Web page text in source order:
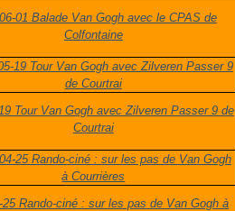
01 Balade Van Gogh avec le CPAS de
Colfontaine
Tour Van Gogh avec Zilveren Passer 9 de
Courtrai
25 Rando-ciné : sur les pas de Van Gogh à